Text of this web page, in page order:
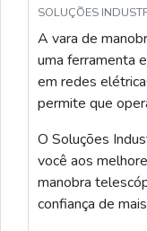
Peça orcamento
política de troca
Eu recomendo
registrar
CONCLUSÃO
Eu resumo a
elementos reúne
SOLUÇÕES
A vara de
uma ferramenta
em redes
permite que
durante as
O Soluções
você aos
manobra
confiança de